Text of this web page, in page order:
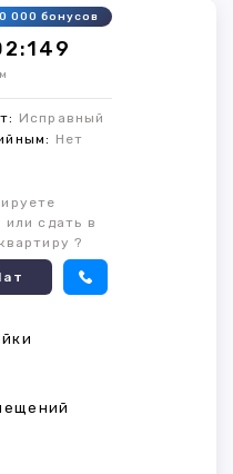
000 бонусов
Исправный
Нет
или сдать в
?